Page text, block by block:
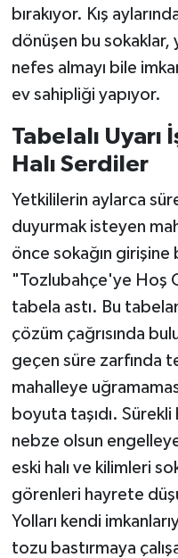
bırakıyor. Kış
dönüşen bu sokaklar,
nefes almayı bile
ev sahipliği yapıyor.
Tabelalı Uyarı
Halı Serdiler
Yetkililerin aylarca
duyurmak isteyen
önce sokağın
"Tozlubahçe'ye Hoş
tabela astı. Bu
çözüm çağrısında
geçen süre zarfında
mahalleye
boyuta taşıdı.
nebze olsun
eski halı ve kilimleri
görenleri hayrete
Yolları kendi
tozu bastırmaya